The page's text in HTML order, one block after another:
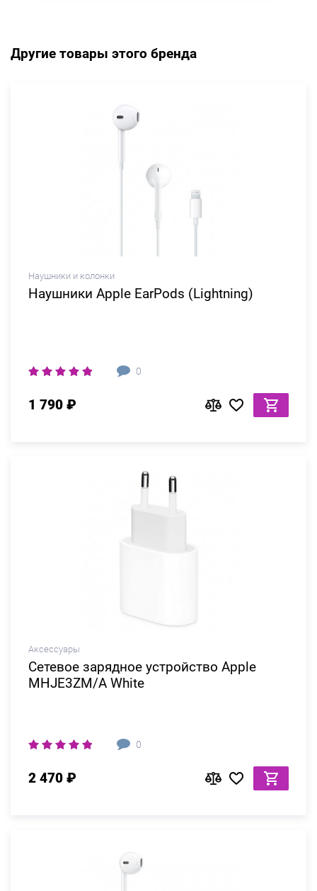
Другие товары этого бренда
Наушники и колонки
Наушники Apple EarPods (Lightning)
0
1 790 ₽
Аксессуары
Сетевое зарядное устройство Apple
MHJE3ZM/A White
0
2 470 ₽